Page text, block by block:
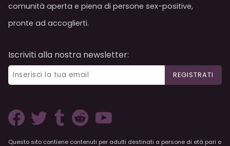
comunità aperta e piena di persone sex-positive,
pronte ad accoglierti.
Iscriviti alla nostra newsletter:
REGISTRATI
Questo sito contiene contenuti per adulti destinati a persone di età pari o